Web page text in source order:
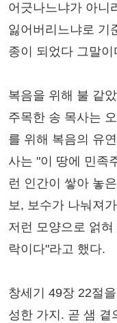
어긋나느냐가 아니
잃어버리느냐로 기
종이 되었다 그말
복음을 위해 불 같
주목한 송 목사는
를 위해 복음의 유
사는 "이 땅에 민족
런 인간이 쌓아 놓
보, 보수가 나눠져
저런 모양으로 얽
락이다"라고 했다.
창세기 49장 22절
성한 가지. 곧 샘 곁